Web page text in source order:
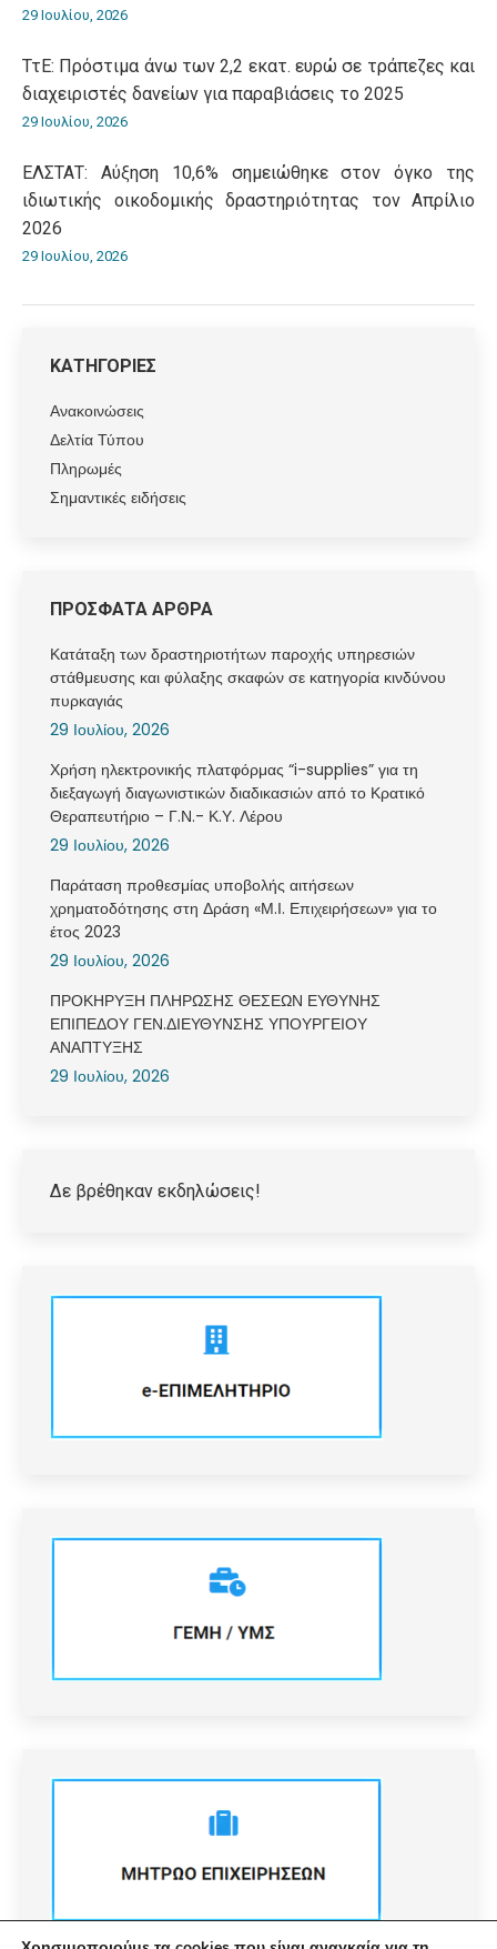
29 Ιουλίου, 2026
ΤτΕ: Πρόστιμα άνω των 2,2 εκατ. ευρώ σε τράπεζες και
διαχειριστές δανείων για παραβιάσεις το 2025
29 Ιουλίου, 2026
ΕΛΣΤΑΤ: Αύξηση 10,6% σημειώθηκε στον όγκο της
ιδιωτικής οικοδομικής δραστηριότητας τον Απρίλιο
2026
29 Ιουλίου, 2026
ΚΑΤΗΓΟΡΙΕΣ
Ανακοινώσεις
Δελτία Τύπου
Πληρωμές
Σημαντικές ειδήσεις
ΠΡΟΣΦΑΤΑ ΑΡΘΡΑ
Κατάταξη των δραστηριοτήτων παροχής υπηρεσιών
στάθμευσης και φύλαξης σκαφών σε κατηγορία κινδύνου
πυρκαγιάς
29 Ιουλίου, 2026
Χρήση ηλεκτρονικής πλατφόρμας “i-supplies” για τη
διεξαγωγή διαγωνιστικών διαδικασιών από το Κρατικό
Θεραπευτήριο – Γ.Ν.- Κ.Υ. Λέρου
29 Ιουλίου, 2026
Παράταση προθεσμίας υποβολής αιτήσεων
χρηματοδότησης στη Δράση «Μ.Ι. Επιχειρήσεων» για το
έτος 2023
29 Ιουλίου, 2026
ΠΡΟΚΗΡΥΞΗ ΠΛΗΡΩΣΗΣ ΘΕΣΕΩΝ ΕΥΘΥΝΗΣ
ΕΠΙΠΕΔΟΥ ΓΕΝ.ΔΙΕΥΘΥΝΣΗΣ ΥΠΟΥΡΓΕΙΟΥ
ΑΝΑΠΤΥΞΗΣ
29 Ιουλίου, 2026
Δε βρέθηκαν εκδηλώσεις!